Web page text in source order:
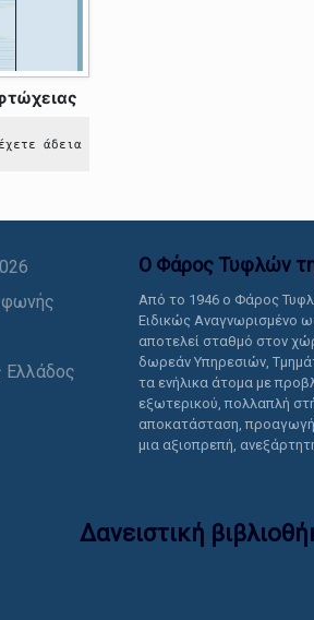
άδεια να δείτε αυτό το περιεχόμενο.
φωνής
Ελλάδος
Ο Φάρος Τυφλών
Από το 1946 ο Φάρος
Ειδικώς Αναγνωρισμένο
αποτελεί σταθμό στον
δωρεάν Υπηρεσιών,
τα ενήλικα άτομα με
εξωτερικού, πολλαπλή
αποκατάσταση, προαγωγή
μια αξιοπρεπή,
Δανειστική